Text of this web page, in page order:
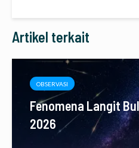
Artikel terkait
OBSERVASI
Fenomena Langit
2026